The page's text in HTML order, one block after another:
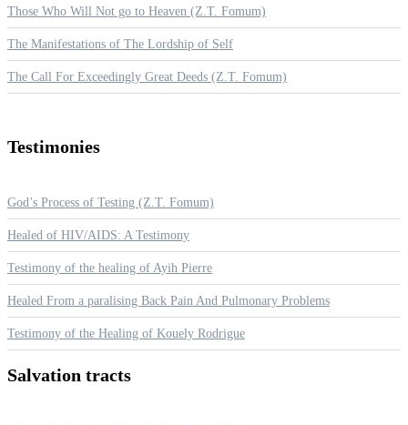
Those Who Will Not go to Heaven (Z.T. Fomum)
The Manifestations of The Lordship of Self
The Call For Exceedingly Great Deeds (Z.T. Fomum)
Testimonies
God’s Process of Testing (Z.T. Fomum)
Healed of HIV/AIDS: A Testimony
Testimony of the healing of Ayih Pierre
Healed From a paralising Back Pain And Pulmonary Problems
Testimony of the Healing of Kouely Rodrigue
Salvation tracts